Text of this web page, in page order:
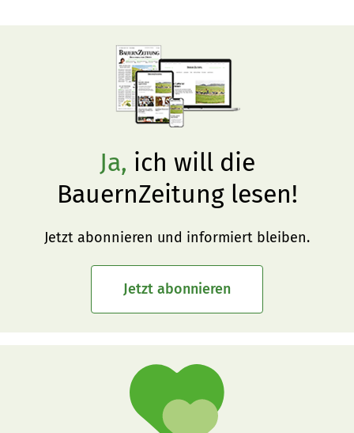
Ja, ich will die
BauernZeitung lesen!
Jetzt abonnieren und informiert bleiben.
Jetzt abonnieren